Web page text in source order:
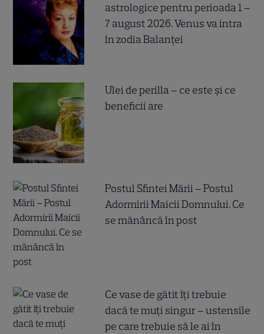
astrologice pentru perioada 1 –
7 august 2026. Venus va intra
în zodia Balanței
Ulei de perilla – ce este și ce
beneficii are
Postul Sfintei Mării – Postul
Adormirii Maicii Domnului. Ce
se mănâncă în post
Ce vase de gătit îți trebuie
dacă te muți singur – ustensile
pe care trebuie să le ai în